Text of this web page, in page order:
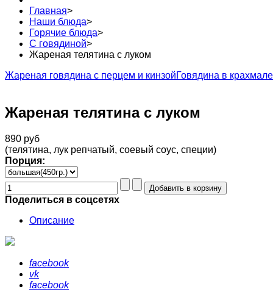
Главная>
Наши блюда>
Горячие блюда>
С говядиной>
Жареная телятина с луком
Жареная говядина с перцем и кинзойГовядина в
Жареная телятина с луком
890 руб
(телятина, лук репчатый, соевый соус, специи)
Порция:
Поделиться в соцсетях
Описание
facebook
vk
facebook